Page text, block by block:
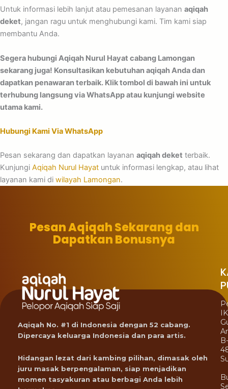
Untuk informasi lebih lanjut atau pemesanan layanan aqiqah
deket, jangan ragu untuk menghubungi kami. Tim kami siap
membantu Anda.
Segera hubungi Aqiqah Nurul Hayat cabang Lamongan
sekarang juga! Konsultasikan kebutuhan aqiqah Anda dan
dapatkan penawaran terbaik. Klik tombol di bawah ini untuk
terhubung langsung via WhatsApp atau kunjungi website
utama kami.
Hubungi Kami Via WhatsApp
Pesan sekarang dan dapatkan layanan aqiqah deket terbaik.
Kunjungi Aqiqah Nurul Hayat untuk informasi lengkap, atau lihat
layanan kami di wilayah Lamongan.
Pesan Aqiqah Sekarang dan
Dapatkan Bonusnya
Aqiqah No. #1 di Indonesia dengan 52 cabang.
Dipercaya keluarga Indonesia dan para artis.
Hidangan lezat dari kambing pilihan, dimasak oleh
juru masak berpengalaman, siap menjadikan
momen tasyakuran atau berbagi Anda lebih
B-